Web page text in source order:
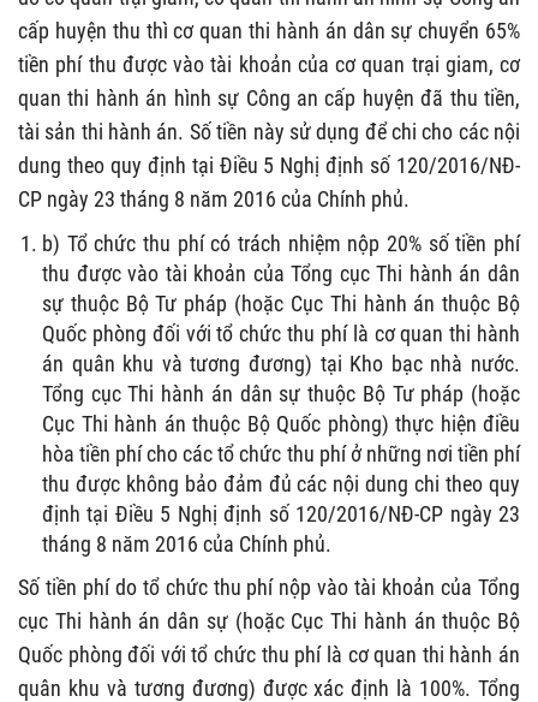
cấp huyện thu thì cơ quan thi hành án dân sự chuyển 65%
tiền phí thu được vào tài khoản của cơ quan trại giam, cơ
quan thi hành án hình sự Công an cấp huyện đã thu tiền,
tài sản thi hành án. Số tiền này sử dụng để chi cho các nội
dung theo quy định tại Điều 5 Nghị định số 120/2016/NĐ-
CP ngày 23 tháng 8 năm 2016 của Chính phủ.
b) Tổ chức thu phí có trách nhiệm nộp 20% số tiền phí
thu được vào tài khoản của Tổng cục Thi hành án dân
sự thuộc Bộ Tư pháp (hoặc Cục Thi hành án thuộc Bộ
Quốc phòng đối với tổ chức thu phí là cơ quan thi hành
án quân khu và tương đương) tại Kho bạc nhà nước.
Tổng cục Thi hành án dân sự thuộc Bộ Tư pháp (hoặc
Cục Thi hành án thuộc Bộ Quốc phòng) thực hiện điều
hòa tiền phí cho các tổ chức thu phí ở những nơi tiền phí
thu được không bảo đảm đủ các nội dung chi theo quy
định tại Điều 5 Nghị định số 120/2016/NĐ-CP ngày 23
tháng 8 năm 2016 của Chính phủ.
Số tiền phí do tổ chức thu phí nộp vào tài khoản của Tổng
cục Thi hành án dân sự (hoặc Cục Thi hành án thuộc Bộ
Quốc phòng đối với tổ chức thu phí là cơ quan thi hành án
quân khu và tương đương) được xác định là 100%. Tổng